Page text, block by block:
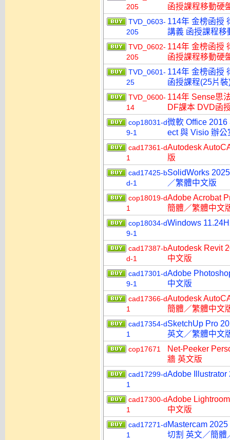
205
函授課程移動硬
TVD_0603-
205
114年 金榜函授
講義 函授課程移
TVD_0602-
205
114年 金榜函授
函授課程移動硬
TVD_0601-
25
114年 金榜函授
函授課程(25片
TVD_0600-
14
114年 Sense思
DF課本 DVD函
cop18031-d
9-1
微軟 Office
ect 與 Visio 辦
cad17361-d
1
Autodesk
版
cad17425-b
d-1
SolidWorks
／繁體中文版
cop18019-d
1
Adobe Acrobat
簡體／繁體中文
cop18034-d
9-1
Windows
cad17387-b
d-1
Autodesk Revit
中文版
cad17301-d
9-1
Adobe
中文版
cad17366-d
1
Autodesk
簡體／繁體中文
cad17354-d
1
SketchUp Pro
英文／繁體中文
cop17671
Net-Peeker
牆 英文版
cad17299-d
1
Adobe Illustrator
cad17300-d
1
Adobe
中文版
cad17271-d
1
Mastercam
切割 英文／簡體